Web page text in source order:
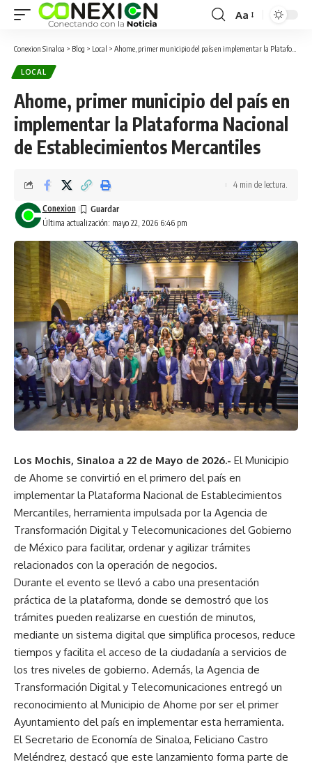
Aa
Conexion Sinaloa > Blog > Local > Ahome, primer municipio del país en implementar la Plataforma Nacional de Establecimientos Mercantiles
LOCAL
Ahome, primer municipio del país en
implementar la Plataforma Nacional
de Establecimientos Mercantiles
Última actualización: mayo 22, 2026 6:46 pm
Conexion
4 min de lectura.
Los Mochis, Sinaloa a 22 de Mayo de 2026.- El Municipio
de Ahome se convirtió en el primero del país en
implementar la Plataforma Nacional de Establecimientos
Mercantiles, herramienta impulsada por la Agencia de
Transformación Digital y Telecomunicaciones del Gobierno
de México para facilitar, ordenar y agilizar trámites
relacionados con la operación de negocios.
Durante el evento se llevó a cabo una presentación
práctica de la plataforma, donde se demostró que los
trámites pueden realizarse en cuestión de minutos,
mediante un sistema digital que simplifica procesos, reduce
tiempos y facilita el acceso de la ciudadanía a servicios de
los tres niveles de gobierno. Además, la Agencia de
Transformación Digital y Telecomunicaciones entregó un
reconocimiento al Municipio de Ahome por ser el primer
Ayuntamiento del país en implementar esta herramienta.
El Secretario de Economía de Sinaloa, Feliciano Castro
Meléndrez, destacó que este lanzamiento forma parte de